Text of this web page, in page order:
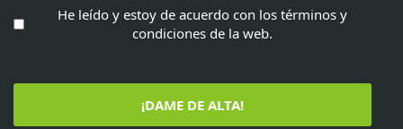
He leído y estoy de acuerdo con los términos y
condiciones de la web.
¡DAME DE ALTA!